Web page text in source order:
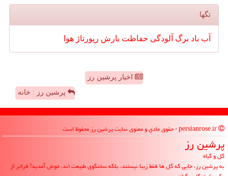
تگها
آب باد برگ آلودگی حفاظت بارش رپورتاژ هوا
اخبار پرشین رز
پرشین رز : خانه
پرشین رز
گل و گیاه
به پرشین رز، جایی که گل ها فقط زیبا نیستند، بلکه سخنگوی طبیعت اند، خوش آمدید! فراتر از